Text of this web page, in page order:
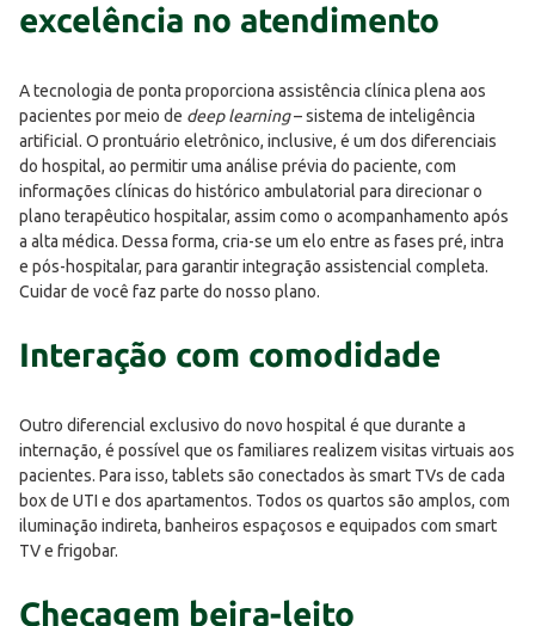
excelência no atendimento
A tecnologia de ponta proporciona assistência clínica plena aos
pacientes por meio de deep learning– sistema de inteligência
artificial. O prontuário eletrônico, inclusive, é um dos diferenciais
do hospital, ao permitir uma análise prévia do paciente, com
informações clínicas do histórico ambulatorial para direcionar o
plano terapêutico hospitalar, assim como o acompanhamento após
a alta médica. Dessa forma, cria-se um elo entre as fases pré, intra
e pós-hospitalar, para garantir integração assistencial completa.
Cuidar de você faz parte do nosso plano.
Interação com comodidade
Outro diferencial exclusivo do novo hospital é que durante a
internação, é possível que os familiares realizem visitas virtuais aos
pacientes. Para isso, tablets são conectados às smart TVs de cada
box de UTI e dos apartamentos. Todos os quartos são amplos, com
iluminação indireta, banheiros espaçosos e equipados com smart
TV e frigobar.
Checagem beira-leito